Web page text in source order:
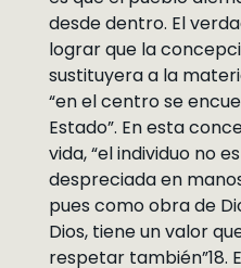
desde dentro. El
lograr que la
sustituyera a la
“en el centro se
Estado”. En esta
vida, “el individuo no
despreciada en
pues como obra de
Dios, tiene un valor
respetar también”18.